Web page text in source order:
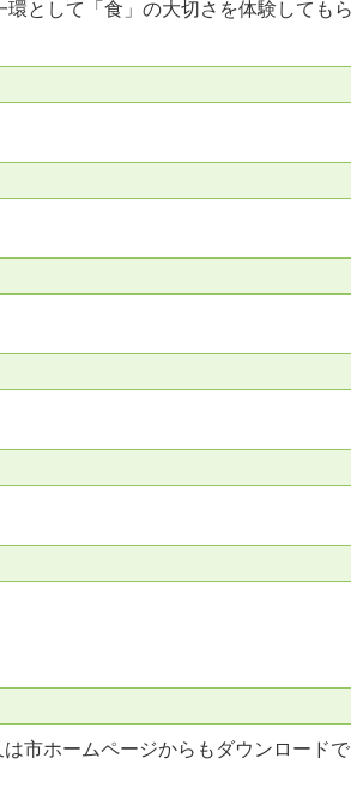
として「食」の大切さを体験しても
市ホームページからもダウンロードで